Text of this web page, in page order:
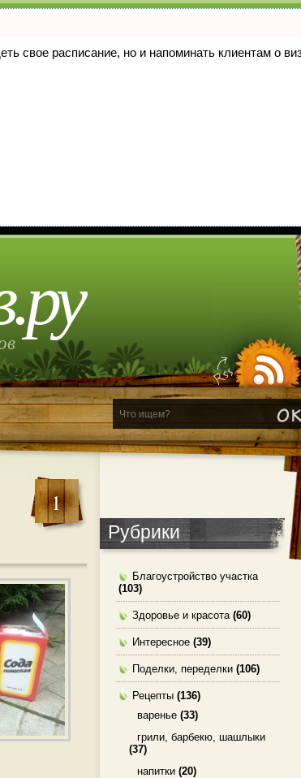
свое расписание, но и напоминать клиентам о
1
Рубрики
Благоустройство участка
(103)
Здоровье и красота(60)
Интересное (39)
Поделки, переделки (106)
Рецепты (136)
варенье (33)
грили, барбекю, шашлыки
(37)
напитки (20)